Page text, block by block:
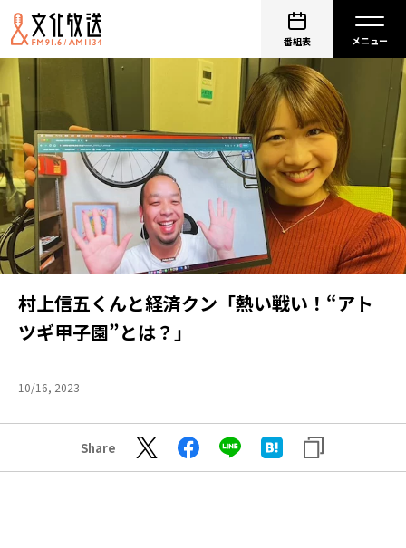
番組表
村上信五くんと経済クン「熱い戦い！“アト
ツギ甲子園”とは？」
10/16, 2023
Share